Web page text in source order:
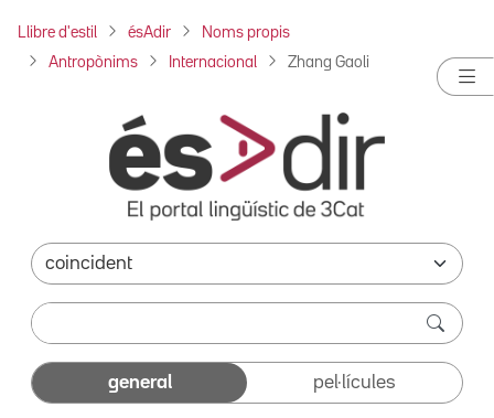
Llibre d'estil ésAdir Noms propis
Antropònims Internacional Zhang Gaoli
general pel·lícules